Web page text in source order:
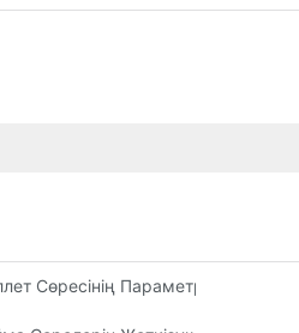
Сөресінің Параметрлерін